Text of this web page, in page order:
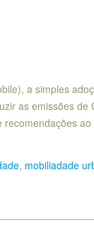
a simples
as emissões de
recomendações ao
, mobiliadade